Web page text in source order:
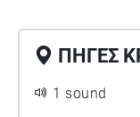
ΠΗΓΕΣ
1 sound